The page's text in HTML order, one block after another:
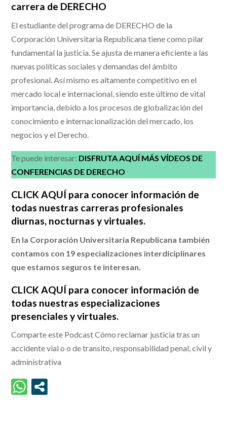
carrera de DERECHO
El estudiante del programa de DERECHO de la
Corporación Universitaria Republicana tiene como pilar
fundamental la justicia. Se ajusta de manera eficiente a las
nuevas políticas sociales y demandas del ámbito
profesional. Así mismo es altamente competitivo en el
mercado local e internacional, siendo este último de vital
importancia, debido a los procesos de globalización del
conocimiento e internacionalización del mercado, los
negocios y el Derecho.
Te puede interesar: DISFRUTA AQUÍ MÁS VÍDEOS DE
CONFERENCIAS DE DERECHO
CLICK AQUÍ para conocer información de
todas nuestras carreras profesionales
diurnas, nocturnas y virtuales.
En la Corporación Universitaria Republicana también
contamos con 19 especializaciones interdiciplinares
que estamos seguros te interesan.
CLICK AQUÍ para conocer información de
todas nuestras especializaciones
presenciales y virtuales.
Comparte este Podcast Cómo reclamar justicia tras un
accidente vial o o de transito, responsabilidad penal, civil y
administrativa